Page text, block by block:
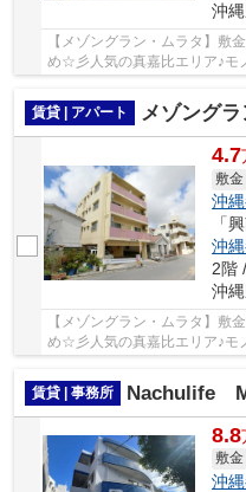
沖
【メゾングラン・ムラタ】敷
め☆彡人気の真嘉比エリア♪モ
賃貸 | アパート
メゾング
4.7
敷金
沖
沖
2階
沖
【メゾングラン・ムラタ】敷
め☆彡人気の真嘉比エリア♪モ
賃貸 | 事務所
Nachulife
8.8
敷金
沖